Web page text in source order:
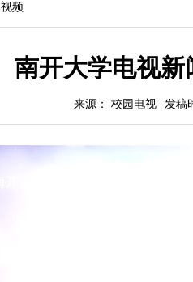
视频
南开大学电视新
来源： 校园电视 发稿